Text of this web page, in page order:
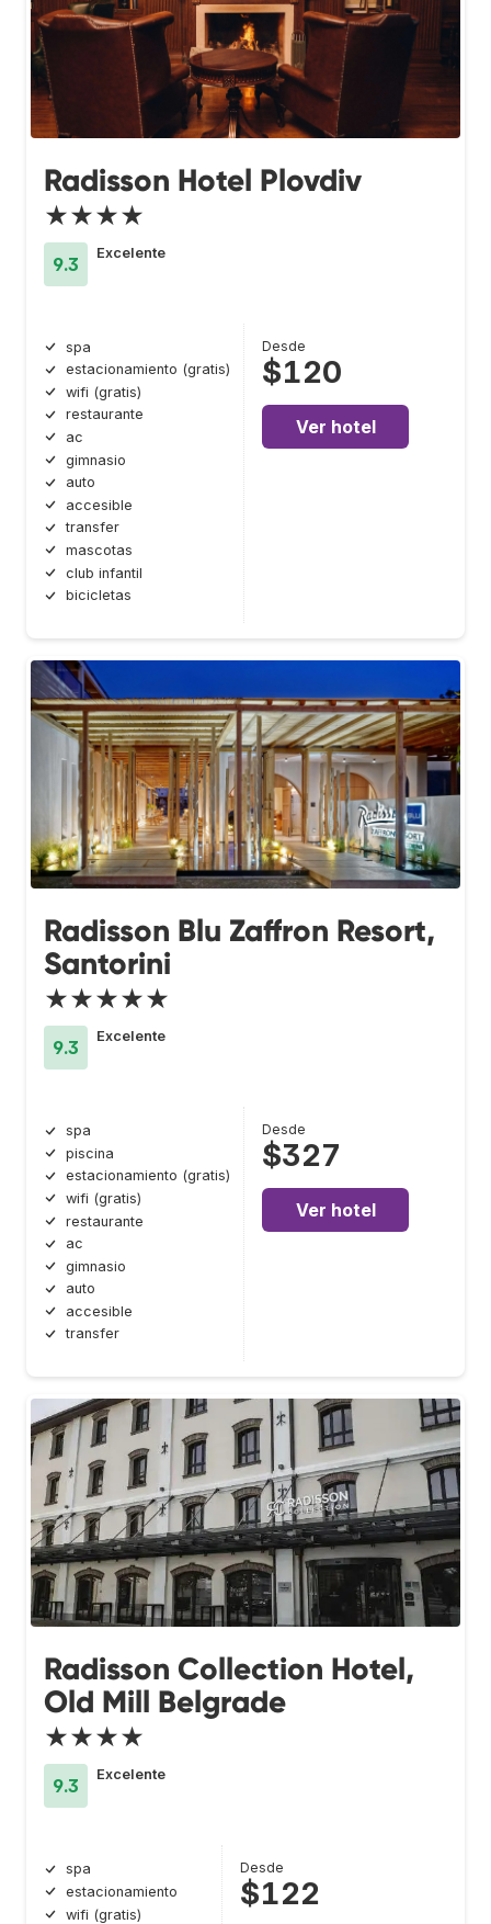
Radisson Hotel Plovdiv
★★★★
9.3
Excelente
spa
estacionamiento (gratis)
wifi (gratis)
restaurante
ac
gimnasio
auto
accesible
transfer
mascotas
club infantil
bicicletas
Desde
$120
Ver hotel
Radisson Blu Zaffron Resort,
Santorini
★★★★★
9.3
Excelente
spa
piscina
estacionamiento (gratis)
wifi (gratis)
restaurante
ac
gimnasio
auto
accesible
transfer
Desde
$327
Ver hotel
Radisson Collection Hotel,
Old Mill Belgrade
★★★★
9.3
Excelente
spa
estacionamiento
wifi (gratis)
Desde
$122